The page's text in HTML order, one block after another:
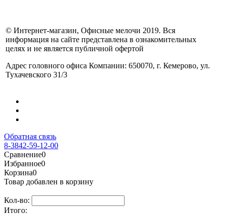
© Интернет-магазин, Офисные мелочи 2019. Вся
информация на сайте представлена в ознакомительных
целях и не является публичной офертой
Адрес головного офиса Компании: 650070, г. Кемерово, ул.
Тухачевского 31/3
Обратная связь
8-3842-59-12-00
Сравнение0
Избранное0
Корзина0
Товар добавлен в корзину
Кол-во:
Итого: